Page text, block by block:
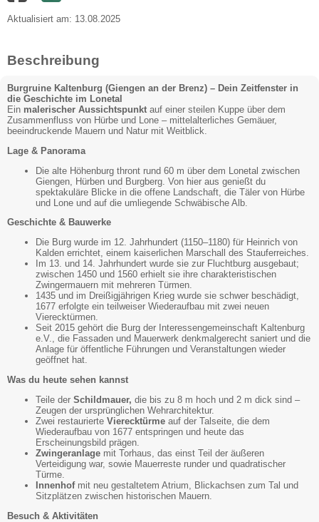
Aktualisiert am: 13.08.2025
Beschreibung
Burgruine Kaltenburg (Giengen an der Brenz) – Dein Zeitfenster in
die Geschichte im Lonetal
Ein malerischer Aussichtspunkt auf einer steilen Kuppe über dem
Zusammenfluss von Hürbe und Lone – mittelalterliches Gemäuer,
beeindruckende Mauern und Natur mit Weitblick.
Lage & Panorama
Die alte Höhenburg thront rund 60 m über dem Lonetal zwischen
Giengen, Hürben und Burgberg. Von hier aus genießt du
spektakuläre Blicke in die offene Landschaft, die Täler von Hürbe
und Lone und auf die umliegende Schwäbische Alb.
Geschichte & Bauwerke
Die Burg wurde im 12. Jahrhundert (1150–1180) für Heinrich von
Kalden errichtet, einem kaiserlichen Marschall des Stauferreiches.
Im 13. und 14. Jahrhundert wurde sie zur Fluchtburg ausgebaut;
zwischen 1450 und 1560 erhielt sie ihre charakteristischen
Zwingermauern mit mehreren Türmen.
1435 und im Dreißigjährigen Krieg wurde sie schwer beschädigt,
1677 erfolgte ein teilweiser Wiederaufbau mit zwei neuen
Vierecktürmen.
Seit 2015 gehört die Burg der Interessengemeinschaft Kaltenburg
e.V., die Fassaden und Mauerwerk denkmalgerecht saniert und die
Anlage für öffentliche Führungen und Veranstaltungen wieder
geöffnet hat.
Was du heute sehen kannst
Teile der Schildmauer, die bis zu 8 m hoch und 2 m dick sind –
Zeugen der ursprünglichen Wehrarchitektur.
Zwei restaurierte Vierecktürme auf der Talseite, die dem
Wiederaufbau von 1677 entspringen und heute das
Erscheinungsbild prägen.
Zwingeranlage mit Torhaus, das einst Teil der äußeren
Verteidigung war, sowie Mauerreste runder und quadratischer
Türme.
Innenhof mit neu gestaltetem Atrium, Blickachsen zum Tal und
Sitzplätzen zwischen historischen Mauern.
Besuch & Aktivitäten